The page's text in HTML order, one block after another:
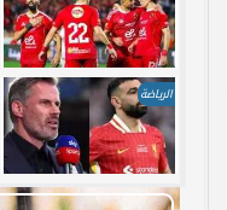
الرياضة